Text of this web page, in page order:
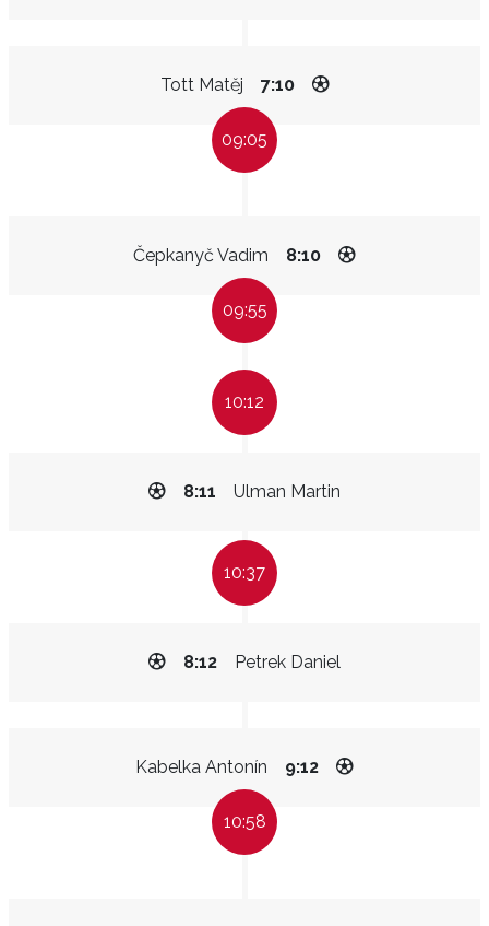
Tott Matěj 7:10
09:05
Čepkanyč Vadim 8:10
09:55
10:12
Ulman Martin
8:11
10:37
Petrek Daniel
8:12
Kabelka Antonín 9:12
10:58